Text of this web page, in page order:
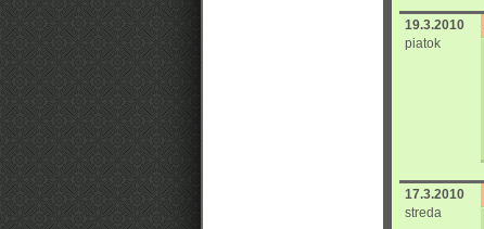
19.3.2010
piatok
17.3.2010
streda